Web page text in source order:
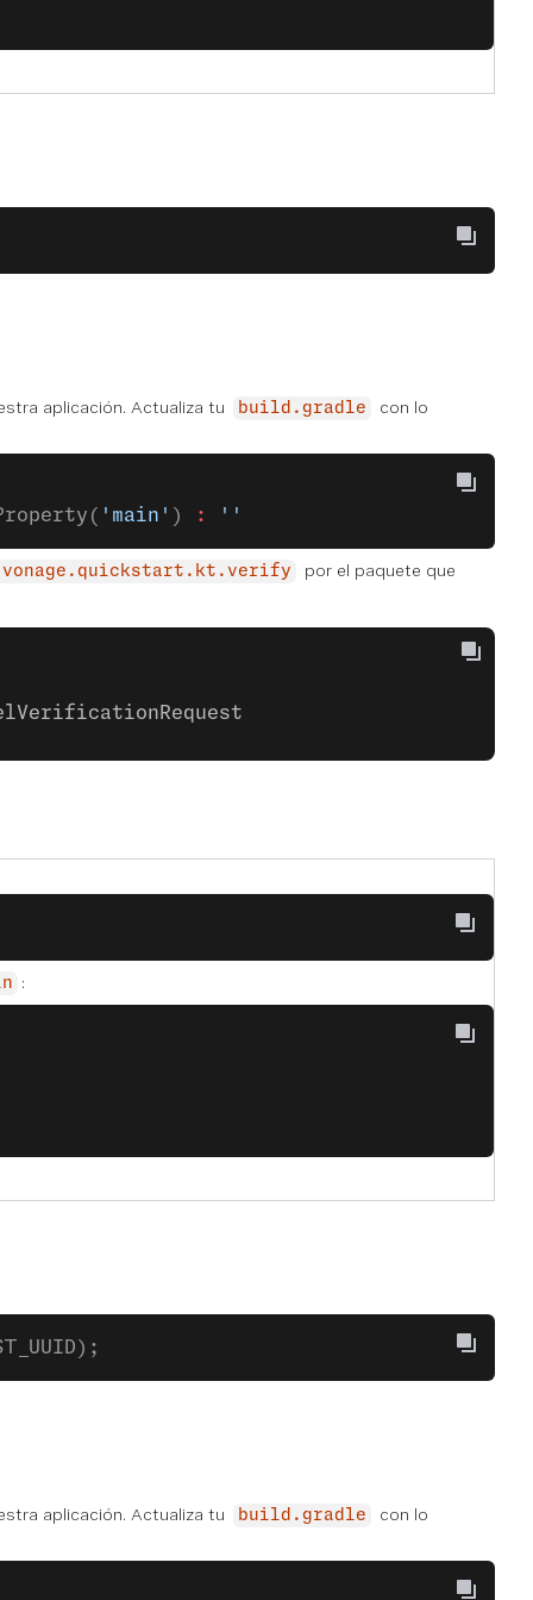
aplicación. Actualiza tu build.gradle
con lo
'main' ) : ''
por el paquete que
:
aplicación. Actualiza tu build.gradle
con lo